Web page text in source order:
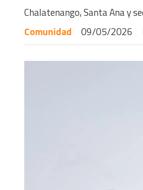
Chalatenango, Santa Ana y
Comunidad
09/05/2026